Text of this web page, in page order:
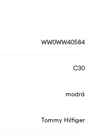
WW0WW40584
C30
modrá
Tommy Hilfiger